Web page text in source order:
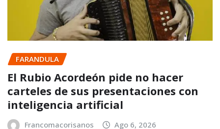
FARANDULA
El Rubio Acordeón pide no hacer
carteles de sus presentaciones con
inteligencia artificial
Francomacorisanos Ago 6, 2026